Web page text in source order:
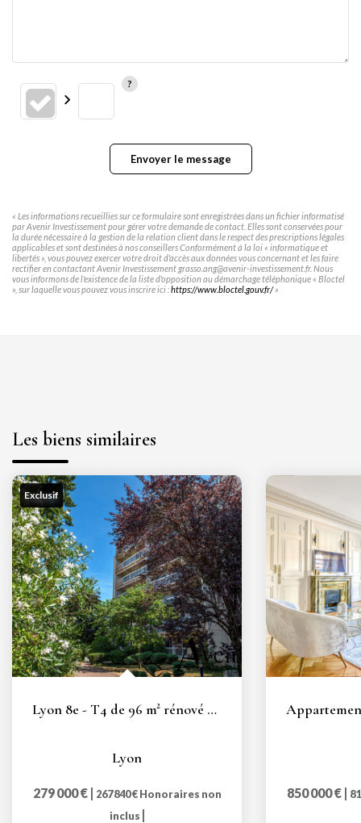
Envoyer le message
« Les informations recueillies sur ce formulaire sont enregistrées dans un fichier informatisé
par Avenir Investissement pour gérer votre demande de contact. Elles sont conservées pour
la durée nécessaire à la gestion de la relation client dans le respect des prescriptions légales
applicables et sont destinées à nos conseillers Conformément à la loi « informatique et
libertés », vous pouvez exercer votre droit d'accès aux données vous concernant et les faire
rectifier en contactant Avenir Investissement grasso.ang@avenir-investissement.fr. Nous
vous informons de l'existence de la liste d'opposition au démarchage téléphonique « Bloctel
», sur laquelle vous pouvez vous inscrire ici :https://www.bloctel.gouv.fr/»
Les biens similaires
Exclusif
Lyon 8e - T4 de 96 m² rénové en DERNIER ETAGE
Lyon
279 000 € | 267 840 € Honoraires non
inclus |
850 000 € |